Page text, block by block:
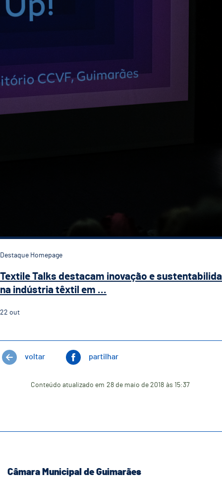
Destaque Homepage
Textile Talks destacam inovação e
na indústria têxtil em ...
22 out
voltar partilhar
Conteúdo atualizado em 28 de maio de 2018 às 15:37
Câmara Municipal de Guimarães